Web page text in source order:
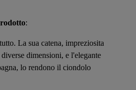
:
La sua catena, impreziosita
dimensioni, e l'elegante
lo rendono il ciondolo